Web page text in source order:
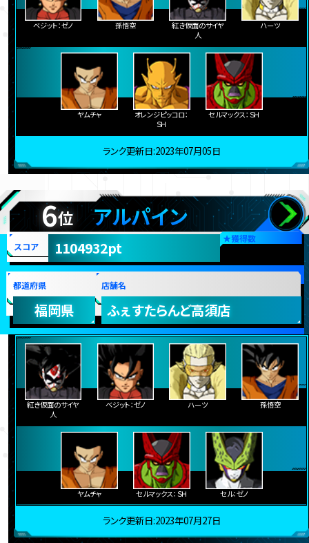
ベジット：ゼノ 孫悟空
紅き仮面のサイヤ
人
ハーツ
ヤムチャ
オレンジピッコロ：
ＳＨ
セルマックス：ＳＨ
ランク更新日:2023年07月05日
6位 アルパイン
★獲得数
スコア 1104932pt
都道府県
福岡県
店舗名
ふぇすたらんど高須店
紅き仮面のサイヤ
人
ベジット：ゼノ ハーツ 孫悟空
ヤムチャ セルマックス：ＳＨ セル：ゼノ
ランク更新日:2023年07月27日